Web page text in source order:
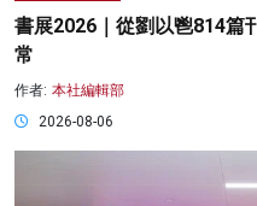
書展2026｜從劉以鬯814篇
常
作者: 本社編輯部
2026-08-06